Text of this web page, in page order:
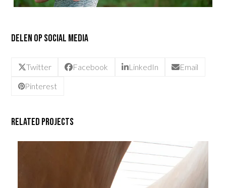
Delen op social media
Twitter Facebook LinkedIn Email
Pinterest
Related Projects